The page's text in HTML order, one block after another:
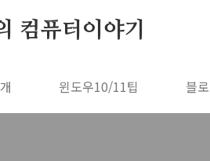
컴퓨터이야기
윈도우10/11팁 블